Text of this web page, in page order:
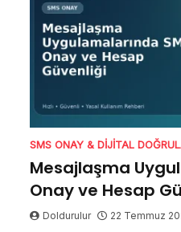
SMS ONAY & DIJITAL
Mesajlaşma
Onay ve Hesap
Doldurulur 22 Temmuz